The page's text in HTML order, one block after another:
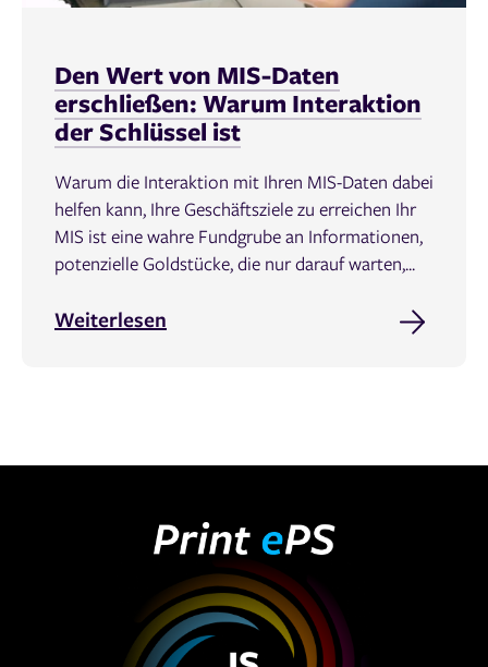
Den Wert von MIS-Daten
erschließen: Warum Interaktion
der Schlüssel ist
Warum die Interaktion mit Ihren MIS-Daten dabei
helfen kann, Ihre Geschäftsziele zu erreichen Ihr
MIS ist eine wahre Fundgrube an Informationen,
potenzielle Goldstücke, die nur darauf warten,...
Weiterlesen